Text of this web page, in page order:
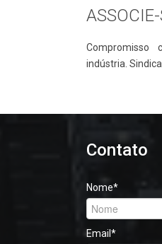
Compromisso
indústria.
Contato
Nome*
Email *